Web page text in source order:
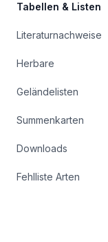
Tabellen & Listen
Literaturnachweise
Herbare
Geländelisten
Summenkarten
Downloads
Fehlliste Arten